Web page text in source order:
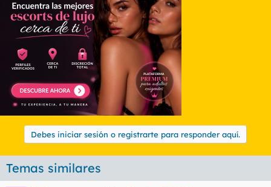
Debes iniciar sesión o registrarte para responder aquí.
Temas similares